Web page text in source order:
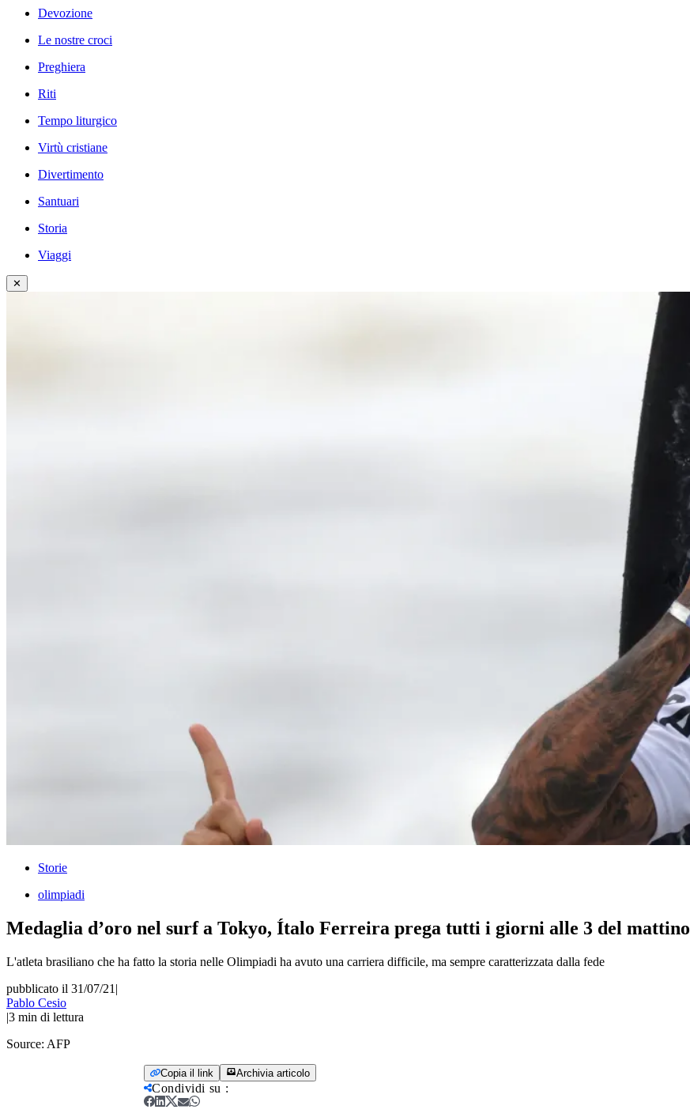
Devozione
Le nostre croci
Preghiera
Riti
Tempo liturgico
Virtù cristiane
Divertimento
Santuari
Storia
Viaggi
✕
Storie
olimpiadi
Medaglia d’oro nel surf a Tokyo, Ítalo Ferreira prega tutti i giorni alle 3 del mattino
L'atleta brasiliano che ha fatto la storia nelle Olimpiadi ha avuto una carriera difficile, ma sempre caratterizzata dalla fede
pubblicato il 31/07/21 |
Pablo Cesio
|3 min di lettura
Source: AFP
Copia il link Archivia articolo
Condividi su :